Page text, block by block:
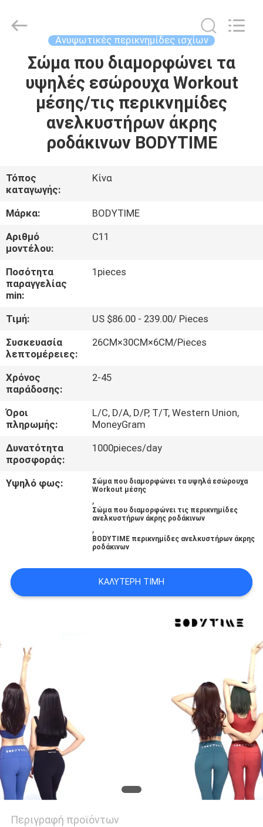
ΣΠΊΤΙ
ΠΡΟΪΌΝΤΑ
ΠΕΡΊΠΟΥ
ΓΎΡΟΣ
ΕΡΓΟΣΤΑΣΊΩΝ
ΠΟΙΟΤΙΚΌΣ
ΈΛΕΓΧΟΣ
ΜΑΣ
ΕΛΆΤΕ
ΣΕ
ΕΠΑΦΉ
ΜΕ
ΝΈΑ
ΠΕΡΙΠΤΏΣΕΙΣ
ΑΠΌΣΠΑΣΜΑ
SITEMAP
POLICY
Technology
Ανυψωτικές περικνημίδες ισχίων
Σώμα που διαμορφώνει τα
υψηλές εσώρουχα Workout
μέσης/τις περικνημίδες
ανελκυστήρων άκρης
ροδάκινων BODYTIME
Τόπος
καταγωγής:
Κίνα
Μάρκα:
BODYTIME
Αριθμό
μοντέλου:
C11
Ποσότητα
παραγγελίας
min:
1pieces
Τιμή:
US $86.00 - 239.00/ Pieces
Συσκευασία
λεπτομέρειες:
26CM×30CM×6CM/Pieces
Χρόνος
παράδοσης:
2-45
Όροι
πληρωμής:
L/C, D/A, D/P, T/T, Western Union,
MoneyGram
Δυνατότητα
προσφοράς:
1000pieces/day
Υψηλό φως:
Σώμα που διαμορφώνει τα υψηλά εσώρουχα
Workout μέσης
,
Σώμα που διαμορφώνει τις περικνημίδες
ανελκυστήρων άκρης ροδάκινων
,
BODYTIME περικνημίδες ανελκυστήρων άκρης
ροδάκινων
ΚΑΛΎΤΕΡΗ ΤΙΜΉ
Περιγραφή προϊόντων